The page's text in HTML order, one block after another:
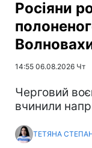
Росіяни
14:55 06.08.2026 Чт
Черговий
вчинили
ТЕТЯНА